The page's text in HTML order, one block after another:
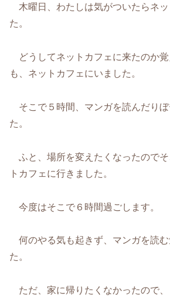
木曜日、わたしは気がついたらネッ
た。
どうしてネットカフェに来たのか
も、ネットカフェにいました。
そこで５時間、マンガを読んだりぼ
た。
ふと、場所を変えたくなったのでそ
トカフェに行きました。
今度はそこで６時間過ごします。
何のやる気も起きず、マンガを読む
た。
ただ、家に帰りたくなかったので